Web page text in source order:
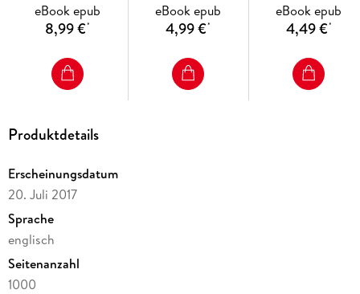
eBook epub
8,99 €*
eBook epub
4,99 €*
eBook epub
4,49 €*
Produktdetails
Erscheinungsdatum
20. Juli 2017
Sprache
englisch
Seitenanzahl
1000